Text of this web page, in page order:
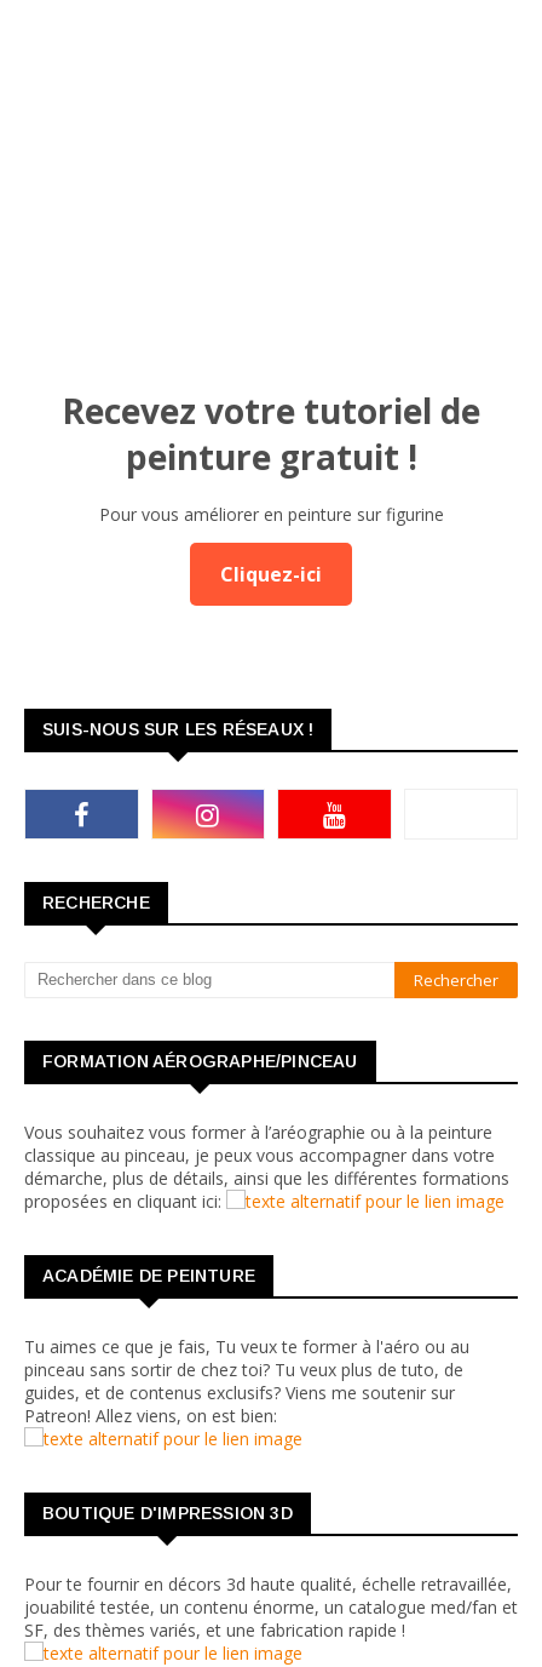
Recevez votre tutoriel de
peinture gratuit !
Pour vous améliorer en peinture sur figurine
Cliquez-ici
SUIS-NOUS SUR LES RÉSEAUX !
RECHERCHE
FORMATION AÉROGRAPHE/PINCEAU
Vous souhaitez vous former à l’aréographie ou à la peinture
classique au pinceau, je peux vous accompagner dans votre
démarche, plus de détails, ainsi que les différentes formations
proposées en cliquant ici:
ACADÉMIE DE PEINTURE
Tu aimes ce que je fais, Tu veux te former à l'aéro ou au
pinceau sans sortir de chez toi? Tu veux plus de tuto, de
guides, et de contenus exclusifs? Viens me soutenir sur
Patreon! Allez viens, on est bien:
BOUTIQUE D'IMPRESSION 3D
Pour te fournir en décors 3d haute qualité, échelle retravaillée,
jouabilité testée, un contenu énorme, un catalogue med/fan et
SF, des thèmes variés, et une fabrication rapide !